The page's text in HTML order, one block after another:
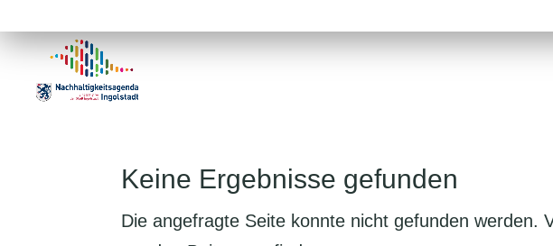
Keine Ergebnisse gefunden
Die angefragte Seite konnte nicht gefunden werden.